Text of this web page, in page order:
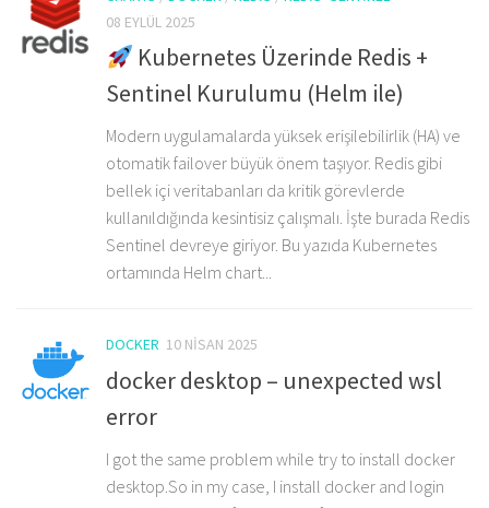
08 EYLÜL 2025
Kubernetes Üzerinde Redis +
Sentinel Kurulumu (Helm ile)
Modern uygulamalarda yüksek erişilebilirlik (HA) ve
otomatik failover büyük önem taşıyor. Redis gibi
bellek içi veritabanları da kritik görevlerde
kullanıldığında kesintisiz çalışmalı. İşte burada Redis
Sentinel devreye giriyor. Bu yazıda Kubernetes
ortamında Helm chart...
DOCKER 10 NISAN 2025
docker desktop – unexpected wsl
error
I got the same problem while try to install docker
desktop.So in my case, I install docker and login